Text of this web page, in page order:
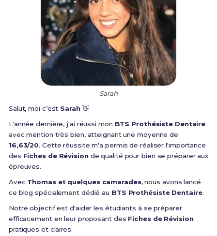
Sarah
Salut, moi c’est Sarah👋
L'année dernière, j'ai réussi mon BTS Prothésiste Dentaire
avec mention très bien, atteignant une moyenne de
16,63/20. Cette réussite m'a permis de réaliser l'importance
des Fiches de Révisionde qualité pour bien se préparer aux
épreuves.
Avec Thomas et quelques camarades, nous avons lancé
ce blog spécialement dédié au BTS Prothésiste Dentaire.
Notre objectif est d'aider les étudiants à se préparer
efficacement en leur proposant des Fiches de Révision
pratiques et claires.